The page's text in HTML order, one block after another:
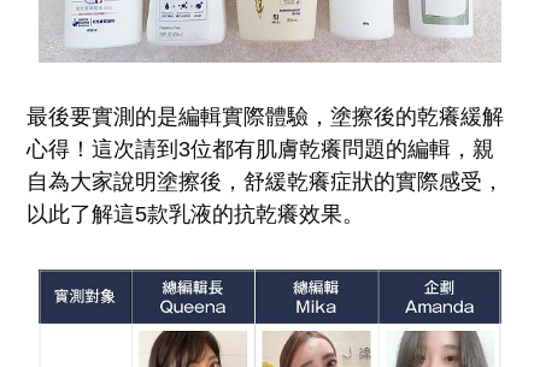
最後要實測的是編輯實際體驗，塗擦後的乾癢緩解
心得！這次請到3位都有肌膚乾癢問題的編輯，親
自為大家說明塗擦後，舒緩乾癢症狀的實際感受，
以此了解這5款乳液的抗乾癢效果。